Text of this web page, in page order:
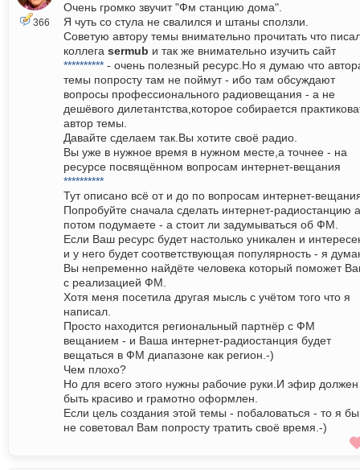
366
Очень громко звучит "Фм станцию дома".
Я чуть со стула не свалился и штаны сползли.
Советую автору темы внимательно прочитать что
коллега sermub и так же внимательно изучить сайт
********** - очень полезный ресурс.Но я думаю что
темы попросту там не поймут - ибо там обсуждают
вопросы профессионального радиовещания - а не
дешёвого дилетантства,которое собирается
автор темы.
Давайте сделаем так.Вы хотите своё радио.
Вы уже в нужное время в нужном месте,а точнее - на
ресурсе посвящённом вопросам интернет-вещания
**********
Тут описано всё от и до по вопросам интернет-
Попробуйте сначала сделать интернет-радиостанцию а
потом подумаете - а стоит ли задумываться об ФМ.
Если Ваш ресурс будет настолько уникален и
и у него будет соответствующая популярность - я
Вы непременно найдёте человека который поможет
с реализацией ФМ.
Хотя меня посетила другая мысль с учётом того что я
написал.
Просто находится региональный партнёр с ФМ
вещанием - и Ваша интернет-радиостанция будет
вещаться в ФМ диапазоне как регион.-)
Чем плохо?
Но для всего этого нужны рабочие руки.И эфир должен
быть красиво и грамотно оформлен.
Если цель создания этой темы - побаловаться - то я бы
не советовал Вам попросту тратить своё время.-)